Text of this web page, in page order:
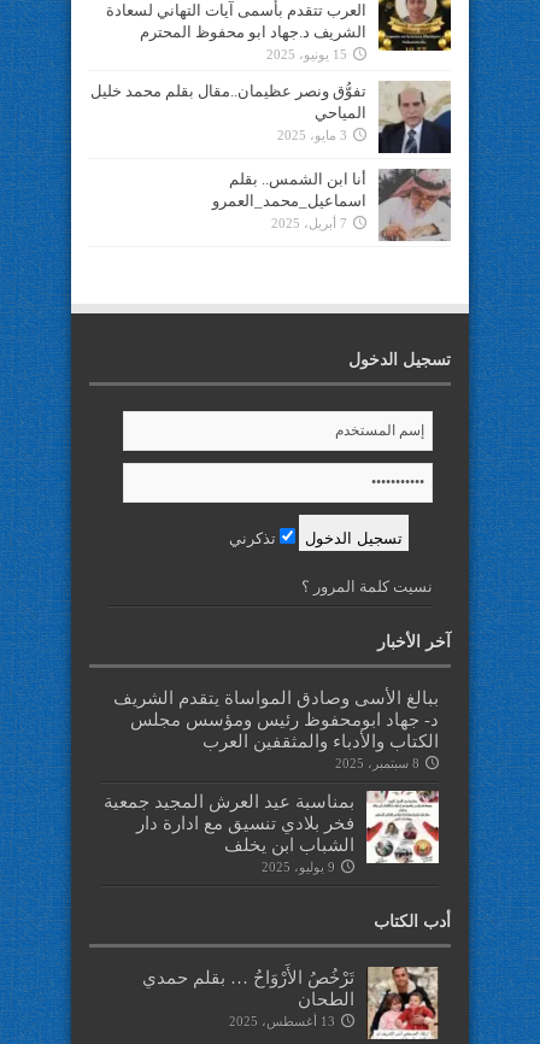
العرب تتقدم بأسمى آيات التهاني لسعادة
الشريف د.جهاد ابو محفوظ المحترم
15 يونيو، 2025
تفوُّق ونصر عظيمان..مقال بقلم محمد خليل
المياحي
3 مايو، 2025
أنا ابن الشمس.. بقلم
اسماعيل_محمد_العمرو
7 أبريل، 2025
تسجيل الدخول
تذكرني
نسيت كلمة المرور ؟
آخر الأخبار
ببالغ الأسى وصادق المواساة يتقدم الشريف
د- جهاد ابومحفوظ رئيس ومؤسس مجلس
الكتاب والأدباء والمثقفين العرب
8 سبتمبر، 2025
بمناسبة عيد العرش المجيد جمعية
فخر بلادي تنسيق مع ادارة دار
الشباب ابن يخلف
9 يوليو، 2025
أدب الكتاب
تَرْخُصُ الأَرْوَاحُ … بقلم حمدي
الطحان
13 أغسطس، 2025